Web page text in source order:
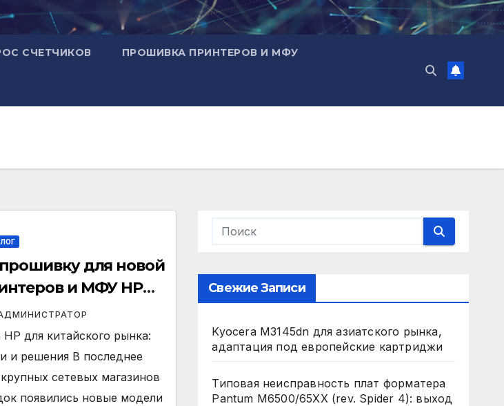
СЧЕТЧИКОВ ПРОШИВКА ПРИНТЕРОВ И МФУ
для новой
и МФУ HP
для китайского рынка:
и решения В последнее
сетевых магазинов
появились новые модели
Свежие Записи
Kyocera M3145dn для азиатского рынка,
адаптация под европейские картриджи
Типовая неисправность плат форматера
Pantum M6500/65XX (rev. Spider 4): выход